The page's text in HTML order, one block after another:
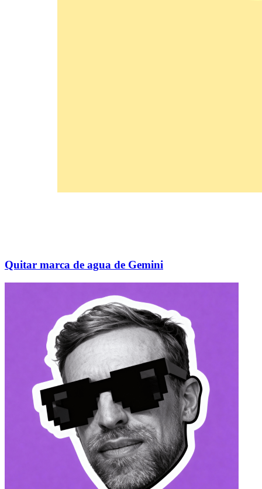
Quitar marca de agua de Gemini